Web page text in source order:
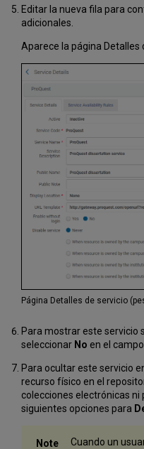
Editar la nueva fila para
adicionales.
Aparece la página Detalles
Página Detalles de servicio
Para mostrar este servicio
seleccionar No en el campo
Para ocultar este servicio
recurso físico en el
colecciones electrónicas
siguientes opciones para
Cuando un